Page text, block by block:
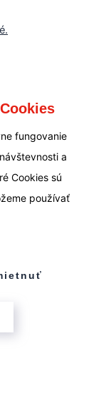
fungovanie
a
Cookies sú
používať